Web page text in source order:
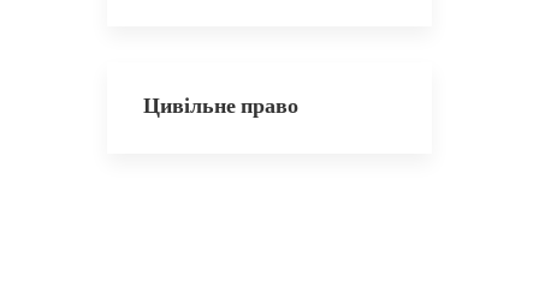
Цивільне право